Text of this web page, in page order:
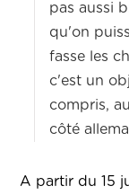
pas aussi
qu'on
fasse les
c'est un
compris,
côté
A partir du 15